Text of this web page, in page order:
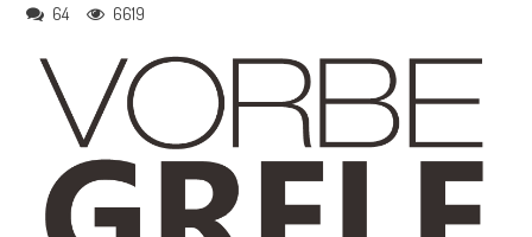
64 6619